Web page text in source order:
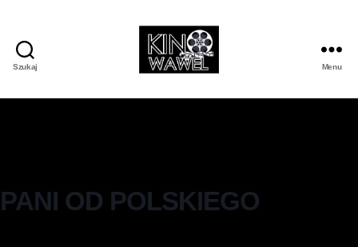
Szukaj Menu
PANI OD POLSKIEGO